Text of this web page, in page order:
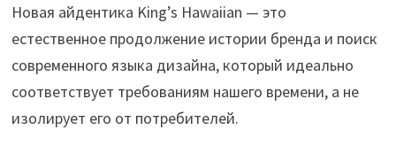
Новая айдентика King’s Hawaiian — это
естественное продолжение истории бренда и поиск
современного языка дизайна, который идеально
соответствует требованиям нашего времени, а не
изолирует его от потребителей.